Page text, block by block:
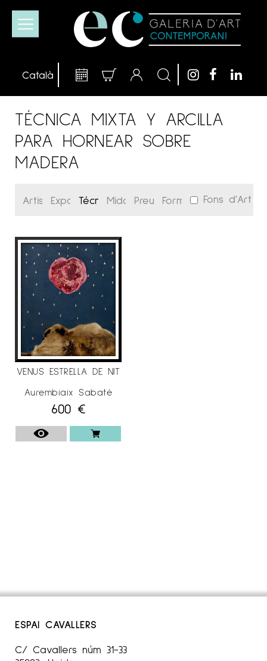
TÉCNICA MIXTA Y ARCILLA
PARA HORNEAR SOBRE
MADERA
Fons d'Art
VENUS ESTRELLA DE NIT
Aurembiaix Sabaté
600 €
ESPAI CAVALLERS
C/ Cavallers núm 31-33